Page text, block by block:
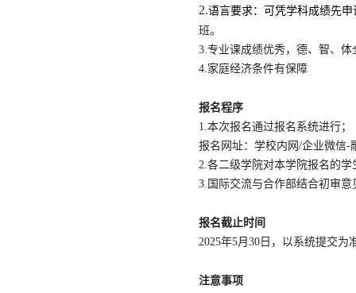
2.语言要求：可凭学科成绩先
班。
3.专业课成绩优秀，德、智、
4.家庭经济条件有保障
报名程序
1.本次报名通过报名系统进行；
报名网址：学校内网/企业微信-
2.各二级学院对本学院报名的学
3.国际交流与合作部结合初审
报名截止时间
2025年5月30日，以系统提交为
注意事项